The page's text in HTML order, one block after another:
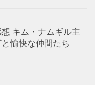
キム・ナムギル主
愉快な仲間たち